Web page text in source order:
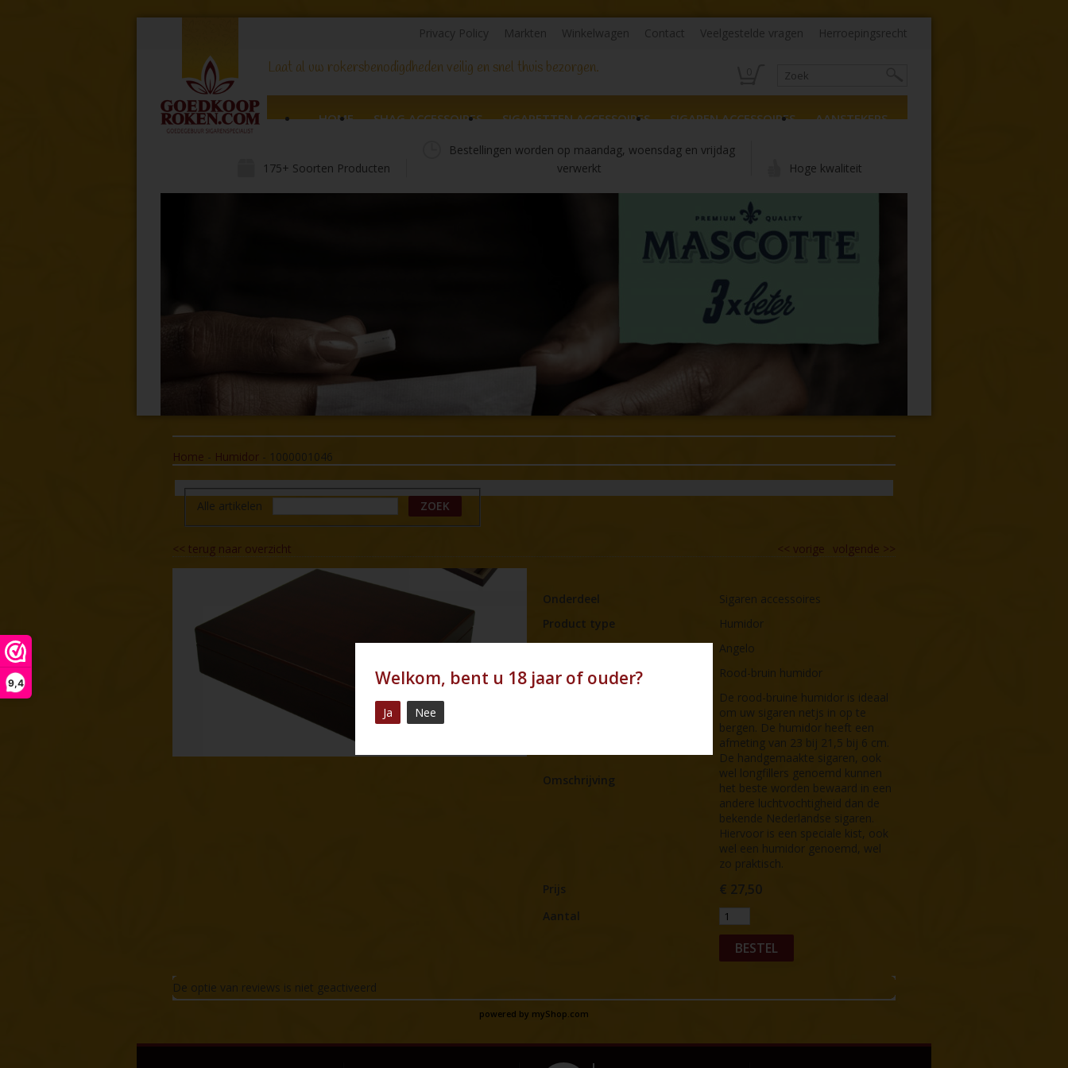
9,4
Privacy Policy Markten Winkelwagen Contact Veelgestelde vragen Herroepingsrecht
Laat al uw rokersbenodigdheden veilig en snel thuis bezorgen.
HOME SHAG ACCESSOIRES SIGARETTEN ACCESSOIRES SIGAREN ACCESSOIRES AANSTEKERS
175+ Soorten Producten
Bestellingen worden op maandag, woensdag en vrijdag
verwerkt
Hoge kwaliteit
Home - Humidor - 1000001046
Alle artikelen ZOEK
<< terug naar overzicht volgende >>
<< vorige
Onderdeel
Sigaren accessoires
Product type
Humidor
Merk
Angelo
Naam
Rood-bruin humidor
Omschrijving
De rood-bruine humidor is ideaal
om uw sigaren netjs in op te
bergen. De humidor heeft een
afmeting van 23 bij 21,5 bij 6 cm.
De handgemaakte sigaren, ook
wel longfillers genoemd kunnen
het beste worden bewaard in een
andere luchtvochtigheid dan de
bekende Nederlandse sigaren.
Hiervoor is een speciale kist, ook
wel een humidor genoemd, wel
zo praktisch.
Prijs
€ 27,50
Aantal
BESTEL
De optie van reviews is niet geactiveerd
powered by myShop.com
Welkom, bent u 18 jaar of ouder?
Ja Nee